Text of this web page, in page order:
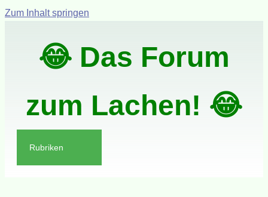
Zum Inhalt springen
😂 Das Forum
zum Lachen! 😂
Rubriken